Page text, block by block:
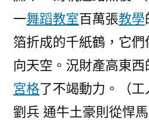
一舞蹈教室百萬張教學
箔折成的千紙鶴，它
向天空。況財產高東
宮格了不竭動力。（
劉兵 通牛土豪則從悍